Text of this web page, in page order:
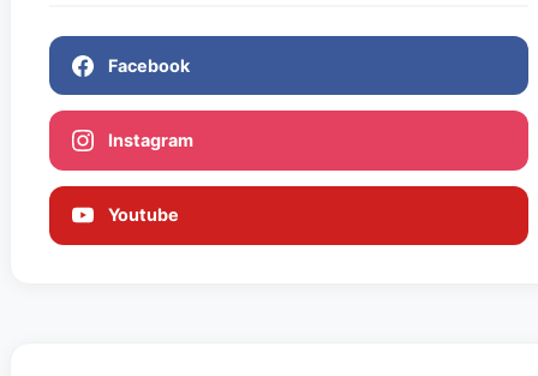
Facebook
Instagram
Youtube